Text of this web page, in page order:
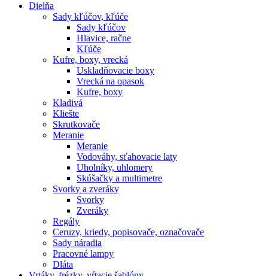
Dielňa
Sady kľúčov, kľúče
Sady kľúčov
Hlavice, račne
Kľúče
Kufre, boxy, vrecká
Uskladňovacie boxy
Vrecká na opasok
Kufre, boxy
Kladivá
Kliešte
Skrutkovače
Meranie
Meranie
Vodováhy, sťahovacie laty
Uholníky, uhlomery
Skúšačky a multimetre
Svorky a zveráky
Svorky
Zveráky
Regály
Ceruzy, kriedy, popisovače, označovače
Sady náradia
Pracovné lampy
Dláta